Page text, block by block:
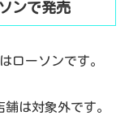
ンで発売
ローソンです。
は対象外です。